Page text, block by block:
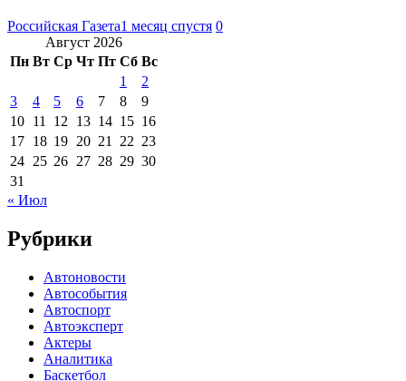
Российская Газета1 месяц спустя 0
Август 2026
Пн Вт Ср Чт Пт Сб Вс
1
2
3
4 5 6 7 8
9
10 11 12 13 14 15 16
17 18 19 20 21 22 23
24 25 26 27 28 29 30
31
« Июл
Рубрики
Автоновости
Автособытия
Автоспорт
Автоэксперт
Актеры
Аналитика
Баскетбол